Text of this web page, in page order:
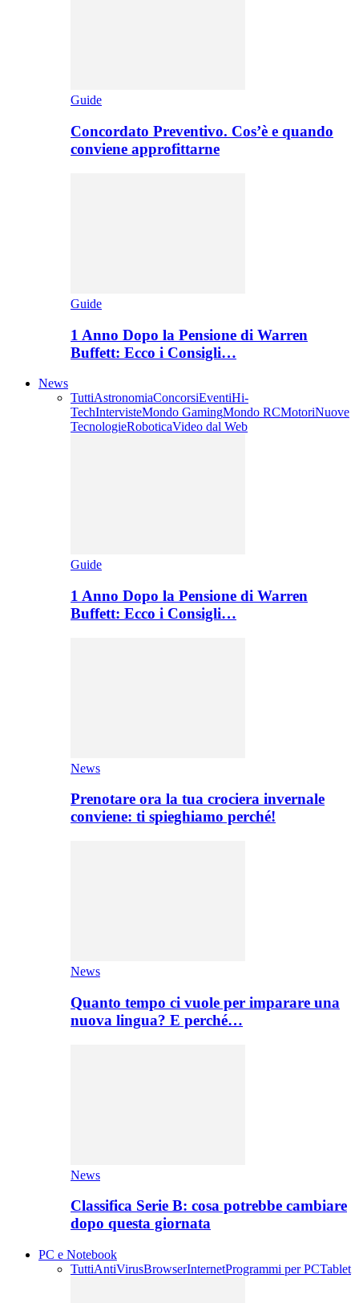
Guide
Concordato Preventivo. Cos’è e quando
conviene approfittarne
Guide
1 Anno Dopo la Pensione di Warren
Buffett: Ecco i Consigli…
News
TuttiAstronomiaConcorsiEventiHi-
TechIntervisteMondo GamingMondo RCMotoriNuove
TecnologieRoboticaVideo dal Web
Guide
1 Anno Dopo la Pensione di Warren
Buffett: Ecco i Consigli…
News
Prenotare ora la tua crociera invernale
conviene: ti spieghiamo perché!
News
Quanto tempo ci vuole per imparare una
nuova lingua? E perché…
News
Classifica Serie B: cosa potrebbe cambiare
dopo questa giornata
PC e Notebook
TuttiAntiVirusBrowserInternetProgrammi per PCTablet